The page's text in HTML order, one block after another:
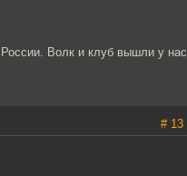
Волк и клуб вышли у нас
# 13